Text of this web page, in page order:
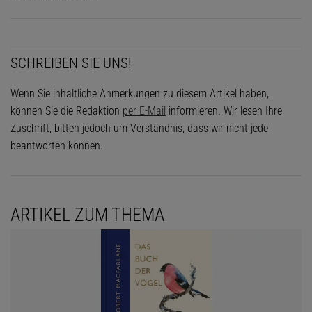
SCHREIBEN SIE UNS!
Wenn Sie inhaltliche Anmerkungen zu diesem Artikel haben,
können Sie die Redaktion per E-Mail informieren. Wir lesen Ihre
Zuschrift, bitten jedoch um Verständnis, dass wir nicht jede
beantworten können.
ARTIKEL ZUM THEMA